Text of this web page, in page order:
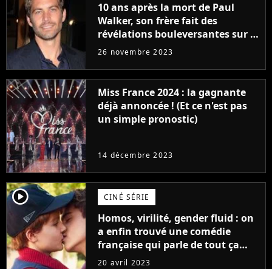
10 ans après la mort de Paul
Walker, son frère fait des
révélations bouleversantes sur la
réaction des acteurs de Fast and
26 novembre 2023
Miss France 2024 : la gagnante
déjà annoncée ! (Et ce n'est pas
un simple pronostic)
14 décembre 2023
player2 CINÉ SÉRIE
Homos, virilité, gender fluid : on
a enfin trouvé une comédie
française qui parle de tout ça
sans être super ringarde
20 avril 2023